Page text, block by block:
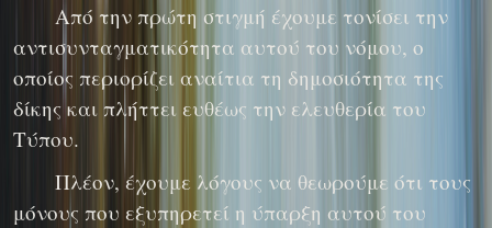
Από την πρώτη στιγμή έχουμε τονίσει την
αντισυνταγματικότητα αυτού του νόμου, ο
οποίος περιορίζει αναίτια τη δημοσιότητα της
δίκης και πλήττει ευθέως την ελευθερία του
Τύπου.
Πλέον, έχουμε λόγους να θεωρούμε ότι τους
μόνους που εξυπηρετεί η ύπαρξη αυτού του